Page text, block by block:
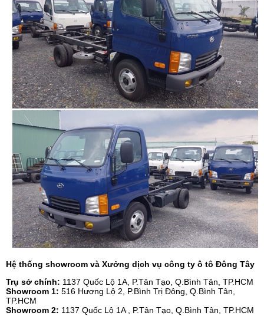
Hệ thống showroom và Xưởng dịch vụ công ty ô tô Đông Tây
Trụ sở chính: 1137 Quốc Lộ 1A, P.Tân Tạo, Q.Bình Tân, TP.HCM
Showroom 1: 516 Hương Lộ 2, P.Bình Trị Đông, Q.Bình Tân,
TP.HCM
Showroom 2: 1137 Quốc Lộ 1A , P.Tân Tạo, Q.Bình Tân, TP.HCM